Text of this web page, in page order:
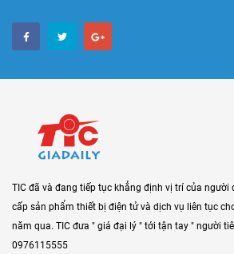
TIC đã và đang tiếp tục khẳng định vị trí của người
cấp sản phẩm thiết bị điện tử và dịch vụ liên tục
năm qua. TIC đưa " giá đại lý " tới tận tay " người
0976115555